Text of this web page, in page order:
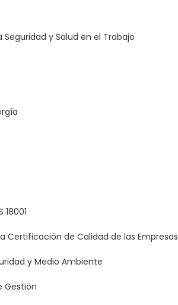
Seguridad y Salud en el Trabajo
Certificación de Calidad de las Empresas
y Medio Ambiente
Gestión